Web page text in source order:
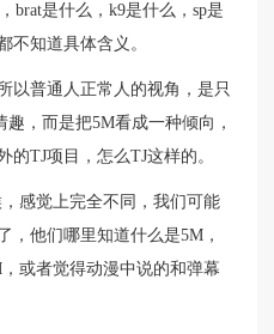
brat是什么，k9是什么，sp是
不知道具体含义。
以普通人正常人的视角，是只
，而是把5M看成一种倾向，
TJ项目，怎么TJ这样的。
感觉上完全不同，我们可能
，他们哪里知道什么是5M，
或者觉得动漫中说的和弹幕